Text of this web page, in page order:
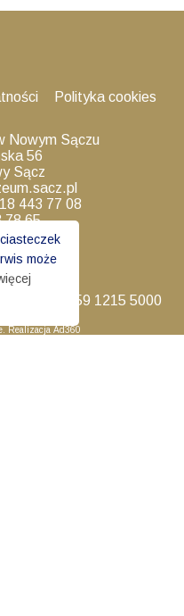
Polityka cookies
Nowym Sączu
56
Sącz
443 77 08
78 65
100
01. 1999
068
40 1500 1559 1215 5000
Realizacja Ad360
może